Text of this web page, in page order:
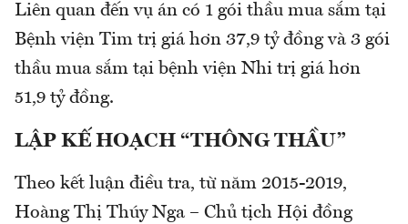
Liên quan đến vụ án có 1 gói thầu mua sắm tại
Bệnh viện Tim trị giá hơn 37,9 tỷ đồng và 3 gói
thầu mua sắm tại bệnh viện Nhi trị giá hơn
51,9 tỷ đồng.
LẬP KẾ HOẠCH “THÔNG THẦU”
Theo kết luận điều tra, từ năm 2015-2019,
Hoàng Thị Thúy Nga – Chủ tịch Hội đồng